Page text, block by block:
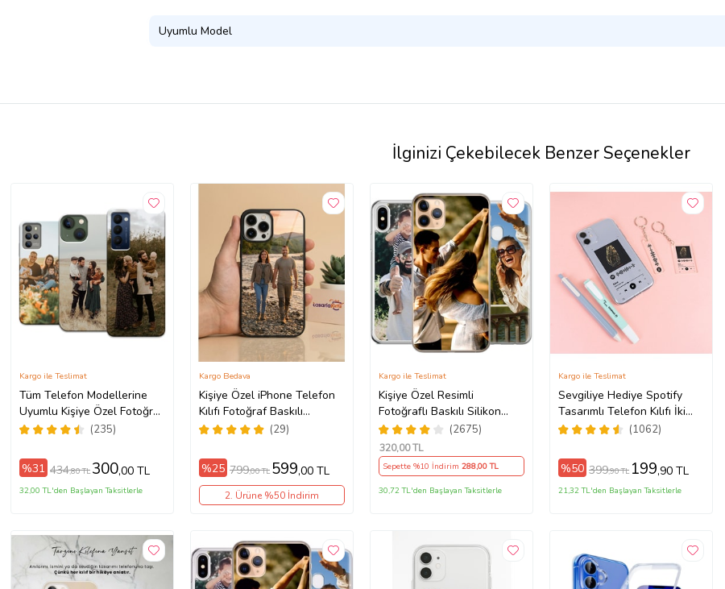
Uyumlu Model
İlginizi Çekebilecek Benzer Seçenekler
Tüm Telefon Modellerine
Uyumlu Kişiye Özel Fotoğraf
Baskılı Telefon Kılıfı
(235)
Kargo ile Teslimat
%31 434,80 TL 300,00 TL
32,00 TL'den Başlayan Taksitlerle
Kişiye Özel iPhone Telefon
Kılıfı Fotoğraf Baskılı
11/13/14/14Pro/14ProMax/15/15Pro/15ProMax/16/16e/16Plus/16Pro/16ProMax/17/17Air/17Pro/17ProMax
(29)
Kargo Bedava
%25 799,00 TL 599,00 TL
2. Ürüne %50 İndirim
Kişiye Özel Resimli
Fotoğraflı Baskılı Silikon
Telefon Kılıfı Kapak Kılıf
(Telefon Modelleri
Açıklamada)
(2675)
Kargo ile Teslimat
320,00 TL
Sepette %10 İndirim 288,00 TL
30,72 TL'den Başlayan Taksitlerle
Sevgiliye Hediye Spotify
Tasarımlı Telefon Kılıfı İki
Anahtarlık Hediyeli
(1062)
Kargo ile Teslimat
%50 399,90 TL 199,90 TL
21,32 TL'den Başlayan Taksitlerle